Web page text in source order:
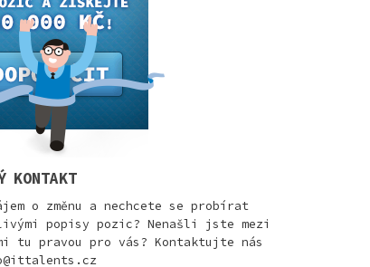
KONTAKT
o změnu a nechcete se probírat
popisy pozic? Nenašli jste mezi
tu pravou pro vás? Kontaktujte nás